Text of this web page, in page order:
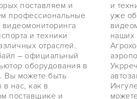
поставляем и
профессиональные
видеомониторинга
и техники
отраслей.
– официальный
оборудования в
Вы можете быть
нас, как в
поставщике и
и
уже
наших